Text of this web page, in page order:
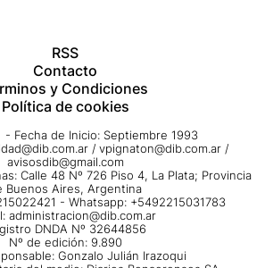
RSS
Contacto
y Condiciones
Política de cookies
- Fecha de Inicio: Septiembre 1993
/ vpignaton@dib.com.ar /
avisosdib@gmail.com
Calle 48 Nº 726 Piso 4, La Plata; Provincia
Buenos Aires, Argentina
- Whatsapp: +5492215031783
administracion@dib.com.ar
DNDA Nº 32644856
Nº de edición: 9.890
Gonzalo Julián Irazoqui